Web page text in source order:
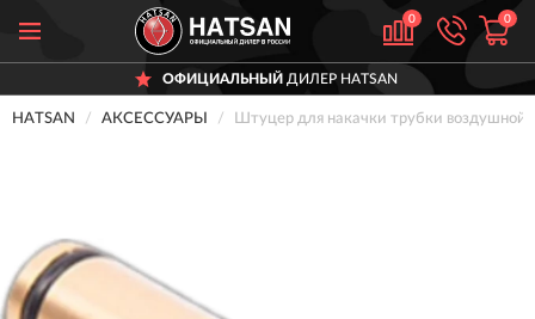
0 0
ОФИЦИАЛЬНЫЙ ДИЛЕР HATSAN
HATSAN АКСЕССУАРЫ Штуцер для накачки трубки воздушной